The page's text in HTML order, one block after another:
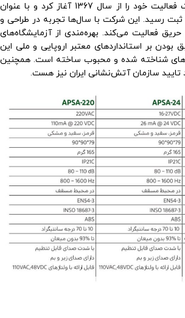
شرکت اعلام حریق آریاک فعالیت خود را از سال 1367 آغاز کرد و با عنوان
ثبت رسید. این شرکت با سال‌ها تجربه در طراحی و
فعالیت می‌کند. بهره‌مندی از آزمایشگاه‌های
بر استانداردهای معتبر اروپایی و ملی این
شناخته شده و محبوب ساخته است. همچنين
سازمان آتش‌نشانی ایران نیز هست.